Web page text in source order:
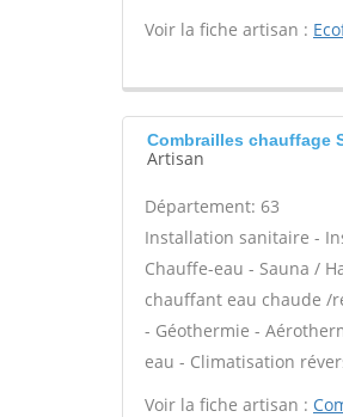
Voir la fiche artisan :
Combrailles chauffage
Artisan
Département: 63
Installation sanitaire -
Chauffe-eau - Sauna /
chauffant eau chaude /
- Géothermie -
eau - Climatisation
Voir la fiche artisan :